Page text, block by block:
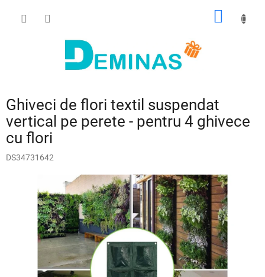
COŞ
Ghiveci de flori textil suspendat
vertical pe perete - pentru 4 ghivece
cu flori
DS34731642